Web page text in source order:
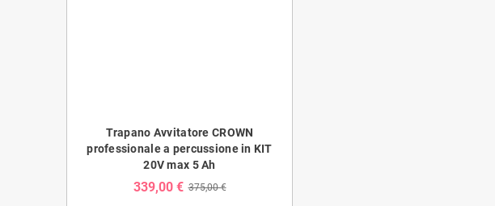
Trapano Avvitatore CROWN
professionale a percussione in KIT
20V max 5 Ah
339,00 € 375,00 €